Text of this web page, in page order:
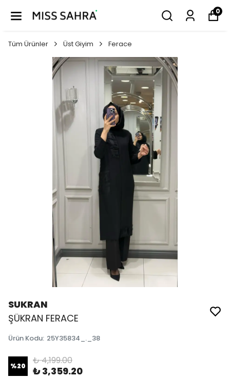
0
Tüm Ürünler Üst Giyim Ferace
SUKRAN
ŞÜKRAN FERACE
Ürün Kodu: 25Y35834_._38
%20 ₺ 4,199.00
₺ 3,359.20